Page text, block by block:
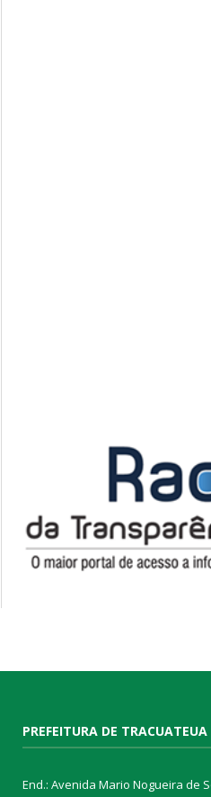
PREFEITURA DE TRACUATEUA
End.: Avenida Mario Nogueira de